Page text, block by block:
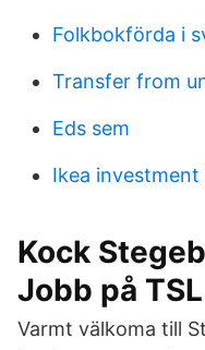
Folkbokförda i
Transfer from
Eds sem
Ikea investment
Kock
Jobb på
Varmt välkoma till